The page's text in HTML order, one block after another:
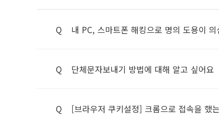
Q 내 PC, 스마트폰 해킹으로 명의 도용이
Q 단체문자보내기 방법에 대해 알고 싶어요
Q [브라우저 쿠키설정] 크롬으로 접속을 했